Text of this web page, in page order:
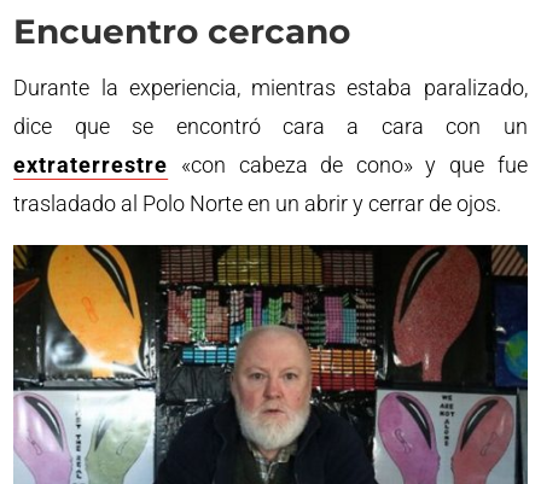
Encuentro cercano
Durante la experiencia, mientras estaba paralizado,
dice que se encontró cara a cara con un
extraterrestre «con cabeza de cono» y que fue
trasladado al Polo Norte en un abrir y cerrar de ojos.